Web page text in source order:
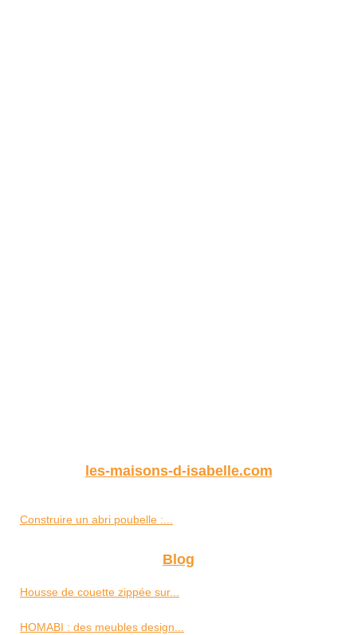
les-maisons-d-isabelle.com
Construire un abri poubelle :...
Blog
Housse de couette zippée sur...
HOMABI : des meubles design...